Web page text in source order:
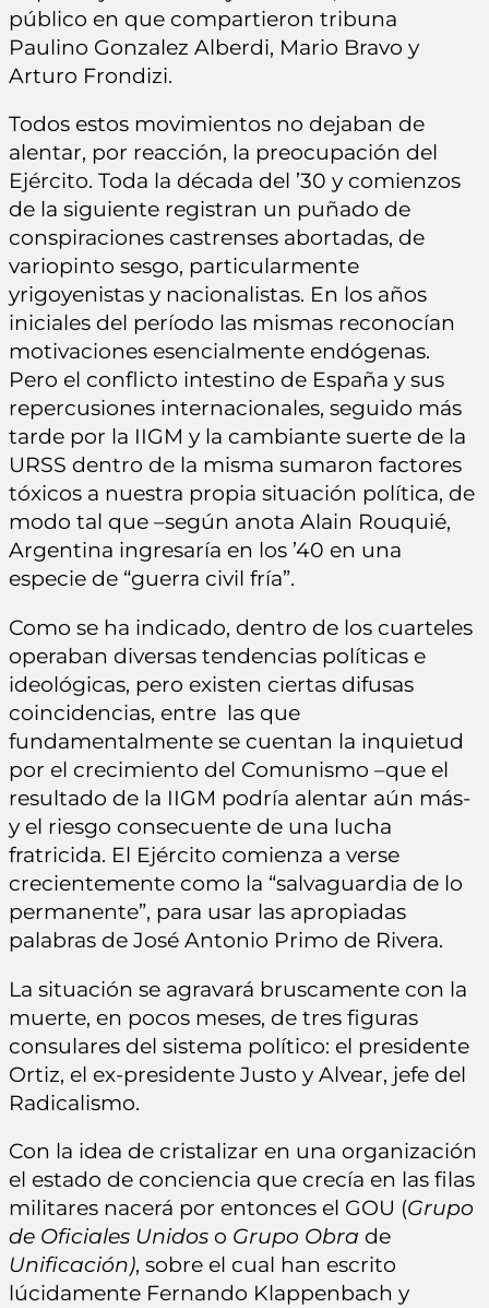
público en que compartieron tribuna
Paulino Gonzalez Alberdi, Mario Bravo y
Arturo Frondizi.
Todos estos movimientos no dejaban de
alentar, por reacción, la preocupación del
Ejército. Toda la década del ’30 y comienzos
de la siguiente registran un puñado de
conspiraciones castrenses abortadas, de
variopinto sesgo, particularmente
yrigoyenistas y nacionalistas. En los años
iniciales del período las mismas reconocían
motivaciones esencialmente endógenas.
Pero el conflicto intestino de España y sus
repercusiones internacionales, seguido más
tarde por la IIGM y la cambiante suerte de la
URSS dentro de la misma sumaron factores
tóxicos a nuestra propia situación política, de
modo tal que –según anota Alain Rouquié,
Argentina ingresaría en los ’40 en una
especie de “guerra civil fría”.
Como se ha indicado, dentro de los cuarteles
operaban diversas tendencias políticas e
ideológicas, pero existen ciertas difusas
coincidencias, entre las que
fundamentalmente se cuentan la inquietud
por el crecimiento del Comunismo –que el
resultado de la IIGM podría alentar aún más-
y el riesgo consecuente de una lucha
fratricida. El Ejército comienza a verse
crecientemente como la “salvaguardia de lo
permanente”, para usar las apropiadas
palabras de José Antonio Primo de Rivera.
La situación se agravará bruscamente con la
muerte, en pocos meses, de tres figuras
consulares del sistema político: el presidente
Ortiz, el ex-presidente Justo y Alvear, jefe del
Radicalismo.
Con la idea de cristalizar en una organización
el estado de conciencia que crecía en las filas
militares nacerá por entonces el GOU (Grupo
de Oficiales Unidos o Grupo Obra de
Unificación), sobre el cual han escrito
lúcidamente Fernando Klappenbach y